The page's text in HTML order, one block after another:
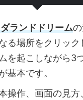
ランドドリームの
る場所をクリック
を起こしながら3
基本です。
操作、画面の見方